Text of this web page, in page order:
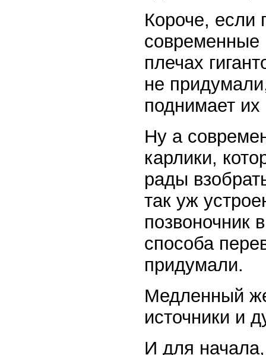
Короче, если
современные
плечах
не
поднимает их
Ну а
карлики,
рады
так уж
позвоночник
способа
придумали.
Медленный
источники и
И для